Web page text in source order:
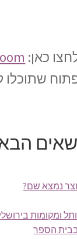
כאן:
שתוכלו
נמצא שם?
ומקומות
הספר